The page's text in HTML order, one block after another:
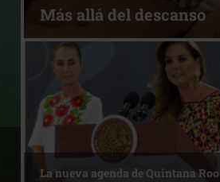
Más allá del descanso
La nueva agenda de Quintana Roo